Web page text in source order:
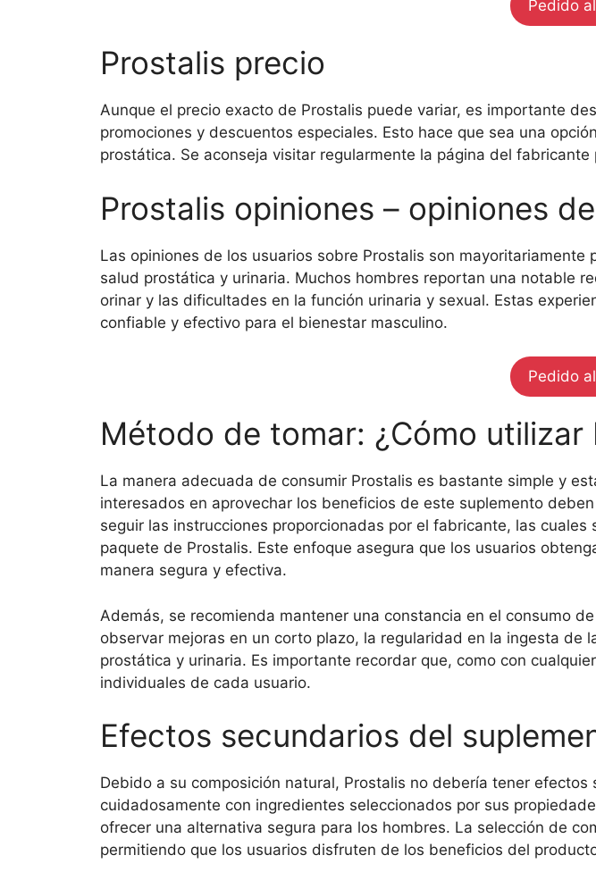
Pedido
Prostalis precio
Aunque el precio exacto de Prostalis puede variar, es importante
promociones y descuentos especiales. Esto hace que sea una
prostática. Se aconseja visitar regularmente la página del
Prostalis opiniones – opiniones
Las opiniones de los usuarios sobre Prostalis son
salud prostática y urinaria. Muchos hombres reportan una notable
orinar y las dificultades en la función urinaria y sexual. Estas
confiable y efectivo para el bienestar masculino.
Pedido
Método de tomar: ¿Cómo utilizar
La manera adecuada de consumir Prostalis es bastante simple y
interesados en aprovechar los beneficios de este suplemento
seguir las instrucciones proporcionadas por el fabricante, las
paquete de Prostalis. Este enfoque asegura que los usuarios
manera segura y efectiva.
Además, se recomienda mantener una constancia en el consumo
observar mejoras en un corto plazo, la regularidad en la ingesta de
prostática y urinaria. Es importante recordar que, como con
individuales de cada usuario.
Efectos secundarios del
Debido a su composición natural, Prostalis no debería tener
cuidadosamente con ingredientes seleccionados por sus
ofrecer una alternativa segura para los hombres. La selección de
permitiendo que los usuarios disfruten de los beneficios del